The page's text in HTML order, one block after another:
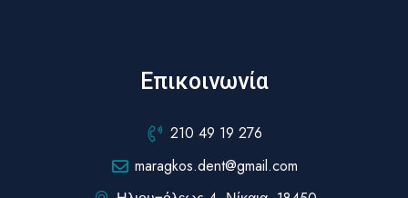
Επικοινωνία
210 49 19 276
maragkos.dent@gmail.com